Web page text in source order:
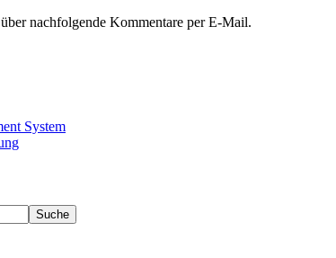
nachfolgende Kommentare per E-Mail.
System